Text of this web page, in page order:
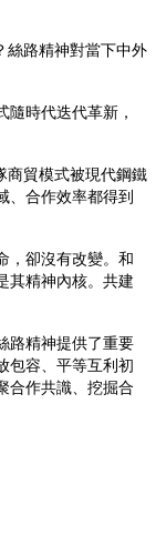
絲路精神對當下中外
時代迭代革新，
商貿模式被現代鋼鐵
、合作效率都得到
，卻沒有改變。和
其精神內核。共建
路精神提供了重要
包容、平等互利初
合作共識、挖掘合